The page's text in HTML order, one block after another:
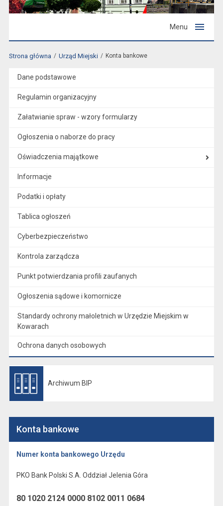
Menu
Strona główna Urząd Miejski Konta bankowe
Dane podstawowe
Regulamin organizacyjny
Załatwianie spraw - wzory formularzy
Ogłoszenia o naborze do pracy
Oświadczenia majątkowe
Informacje
Podatki i opłaty
Tablica ogłoszeń
Cyberbezpieczeństwo
Kontrola zarządcza
Punkt potwierdzania profili zaufanych
Ogłoszenia sądowe i komornicze
Standardy ochrony małoletnich w Urzędzie Miejskim w
Kowarach
Ochrona danych osobowych
Archiwum BIP
Konta bankowe
Numer konta bankowego Urzędu
PKO Bank Polski S.A. Oddział Jelenia Góra
80 1020 2124 0000 8102 0011 0684